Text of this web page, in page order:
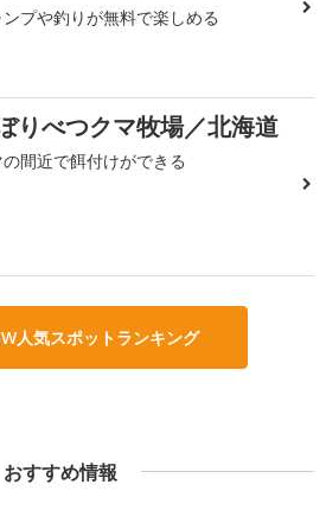
ンプや釣りが無料で楽しめる
りべつクマ牧場／北海道
の間近で餌付けができる
人気スポットランキング
おすすめ情報